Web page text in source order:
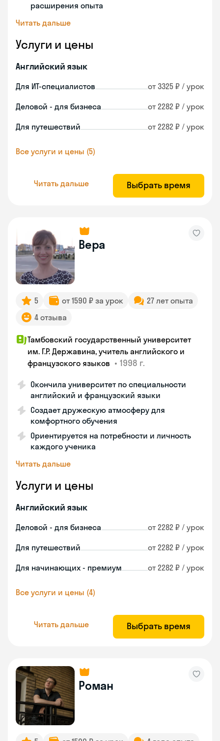
расширения опыта
Читать дальше
Услуги и цены
Английский язык
Для ИТ-специалистов от 3325 ₽ / урок
Деловой - для бизнеса от 2282 ₽ / урок
Для путешествий от 2282 ₽ / урок
Все услуги и цены (5)
Читать дальше Выбрать время
Вера
5 от 1590 ₽ за урок
27 лет опыта
4 отзыва
Тамбовский государственный университет
им. Г.Р. Державина, учитель английского и
французского языков • 1998 г.
Окончила университет по специальности
английский и французский языки
Создает дружескую атмосферу для
комфортного обучения
Ориентируется на потребности и личность
каждого ученика
Читать дальше
Услуги и цены
Английский язык
Деловой - для бизнеса от 2282 ₽ / урок
Для путешествий от 2282 ₽ / урок
Для начинающих - премиум от 2282 ₽ / урок
Все услуги и цены (4)
Читать дальше Выбрать время
Роман